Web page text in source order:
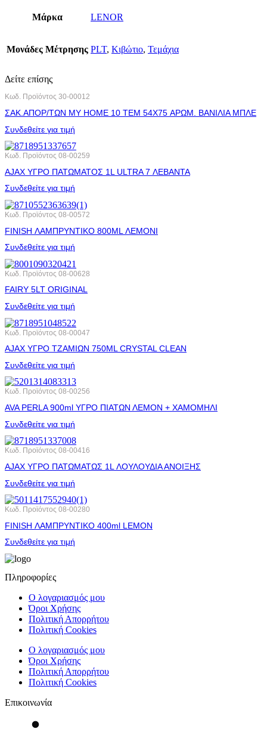
Μάρκα LENOR
Μονάδες Μέτρησης PLT, Κιβώτιο, Τεμάχια
Δείτε επίσης
Κωδ. Προϊόντος 30-00012
ΣΑΚ.ΑΠΟΡ/ΤΩΝ MY HOME 10 ΤΕΜ 54X75 ΑΡΩΜ. ΒΑΝΙΛΙΑ ΜΠΛΕ
Συνδεθείτε για τιμή
Κωδ. Προϊόντος 08-00259
AJAX ΥΓΡΟ ΠΑΤΩΜΑΤΟΣ 1L ULTRA 7 ΛΕΒΑΝΤΑ
Συνδεθείτε για τιμή
Κωδ. Προϊόντος 08-00572
FINISH ΛΑΜΠΡΥΝΤΙΚΟ 800ML ΛΕΜΟΝΙ
Συνδεθείτε για τιμή
Κωδ. Προϊόντος 08-00628
FAIRY 5LT ORIGINAL
Συνδεθείτε για τιμή
Κωδ. Προϊόντος 08-00047
AJAX ΥΓΡΟ ΤΖΑΜΙΩΝ 750ML CRYSTAL CLEAN
Συνδεθείτε για τιμή
Κωδ. Προϊόντος 08-00256
AVA PERLA 900ml ΥΓΡΟ ΠΙΑΤΩΝ ΛΕΜΟΝ + ΧΑΜΟΜΗΛΙ
Συνδεθείτε για τιμή
Κωδ. Προϊόντος 08-00416
AJAX ΥΓΡΟ ΠΑΤΩΜΑΤΩΣ 1L ΛΟΥΛΟΥΔΙΑ ΑΝΟΙΞΗΣ
Συνδεθείτε για τιμή
Κωδ. Προϊόντος 08-00280
FINISH ΛΑΜΠΡΥΝΤΙΚΟ 400ml LEMON
Συνδεθείτε για τιμή
Πληροφορίες
Ο λογαριασμός μου
Όροι Χρήσης
Πολιτική Απορρήτου
Πολιτική Cookies
Ο λογαριασμός μου
Όροι Χρήσης
Πολιτική Απορρήτου
Πολιτική Cookies
Επικοινωνία